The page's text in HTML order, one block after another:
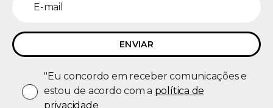
"Eu concordo em receber comunicações e
estou de acordo com a política de
privacidade